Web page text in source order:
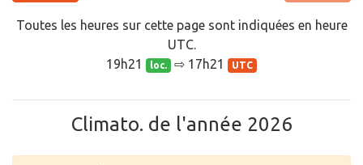
Toutes les heures sur cette page sont indiquées en heure
UTC.
19h21 loc. ⇨ 17h21 UTC
Climato. de l'année 2026